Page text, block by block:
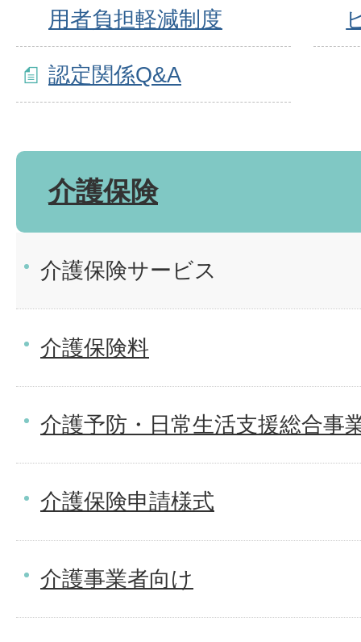
用者負担軽減制度
認定関係Q&A
介護保険
介護保険サービス
介護保険料
介護予防・日常生活支援総合事
介護保険申請様式
介護事業者向け